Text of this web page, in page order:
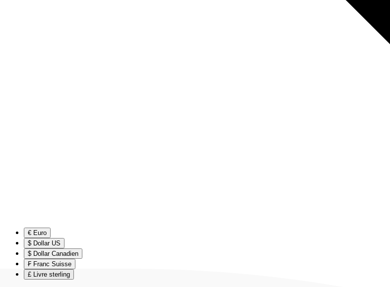
€ Euro
$ Dollar US
$ Dollar Canadien
₣ Franc Suisse
£ Livre sterling